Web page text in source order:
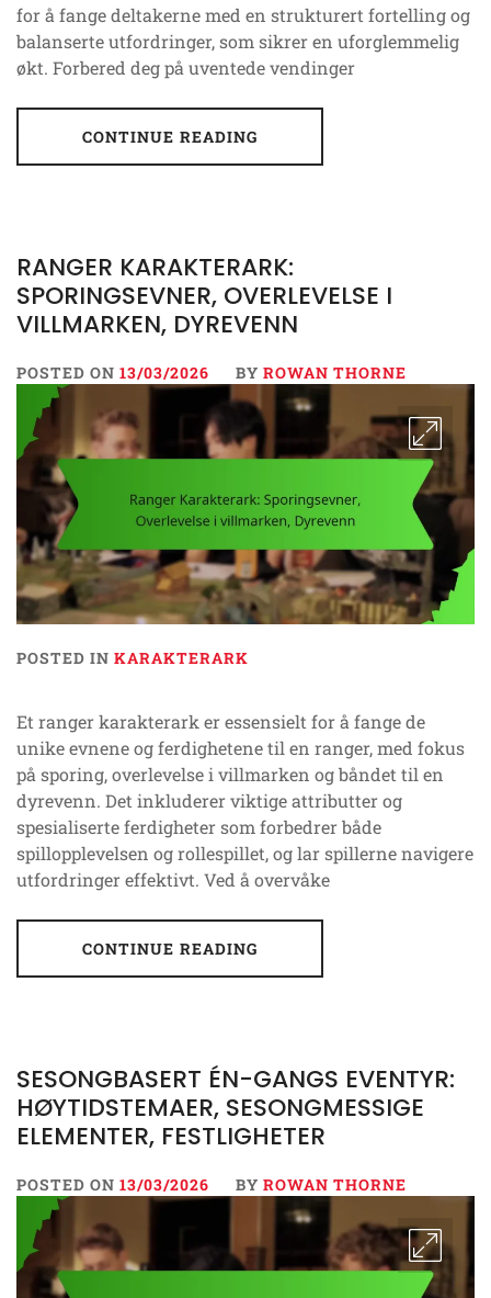
for å fange deltakerne med en strukturert fortelling og
balanserte utfordringer, som sikrer en uforglemmelig
økt. Forbered deg på uventede vendinger
CONTINUE READING
RANGER KARAKTERARK:
SPORINGSEVNER, OVERLEVELSE I
VILLMARKEN, DYREVENN
POSTED ON 13/03/2026 BY ROWAN THORNE
POSTED IN KARAKTERARK
Et ranger karakterark er essensielt for å fange de
unike evnene og ferdighetene til en ranger, med fokus
på sporing, overlevelse i villmarken og båndet til en
dyrevenn. Det inkluderer viktige attributter og
spesialiserte ferdigheter som forbedrer både
spillopplevelsen og rollespillet, og lar spillerne navigere
utfordringer effektivt. Ved å overvåke
CONTINUE READING
SESONGBASERT ÉN-GANGS EVENTYR:
HØYTIDSTEMAER, SESONGMESSIGE
ELEMENTER, FESTLIGHETER
POSTED ON 13/03/2026 BY ROWAN THORNE